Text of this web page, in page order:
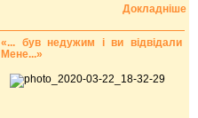
Докладніше
«... був недужим і ви відвідали
Мене...»